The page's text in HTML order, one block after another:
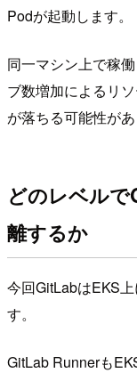
Podが起動します。
同一マシン上で稼
ブ数増加によるリ
が落ちる可能性があ
どのレベル
離するか
今回GitLabはEKS
す。
GitLab Runnerも